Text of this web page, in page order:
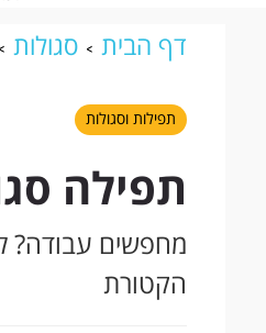
דף הבית סגולות
תפילות וסגולות
תפילה
מחפשים עבודה?
הקטורת